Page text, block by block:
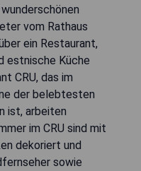
vom Rathaus
ein Restaurant,
estnische Küche
CRU, das im
der belebtesten
ist, arbeiten
im CRU sind mit
dekoriert und
sowie